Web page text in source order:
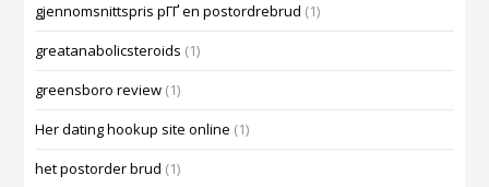
gjennomsnittspris pГҐ en postordrebrud (1)
greatanabolicsteroids (1)
greensboro review (1)
Her dating hookup site online (1)
het postorder brud (1)